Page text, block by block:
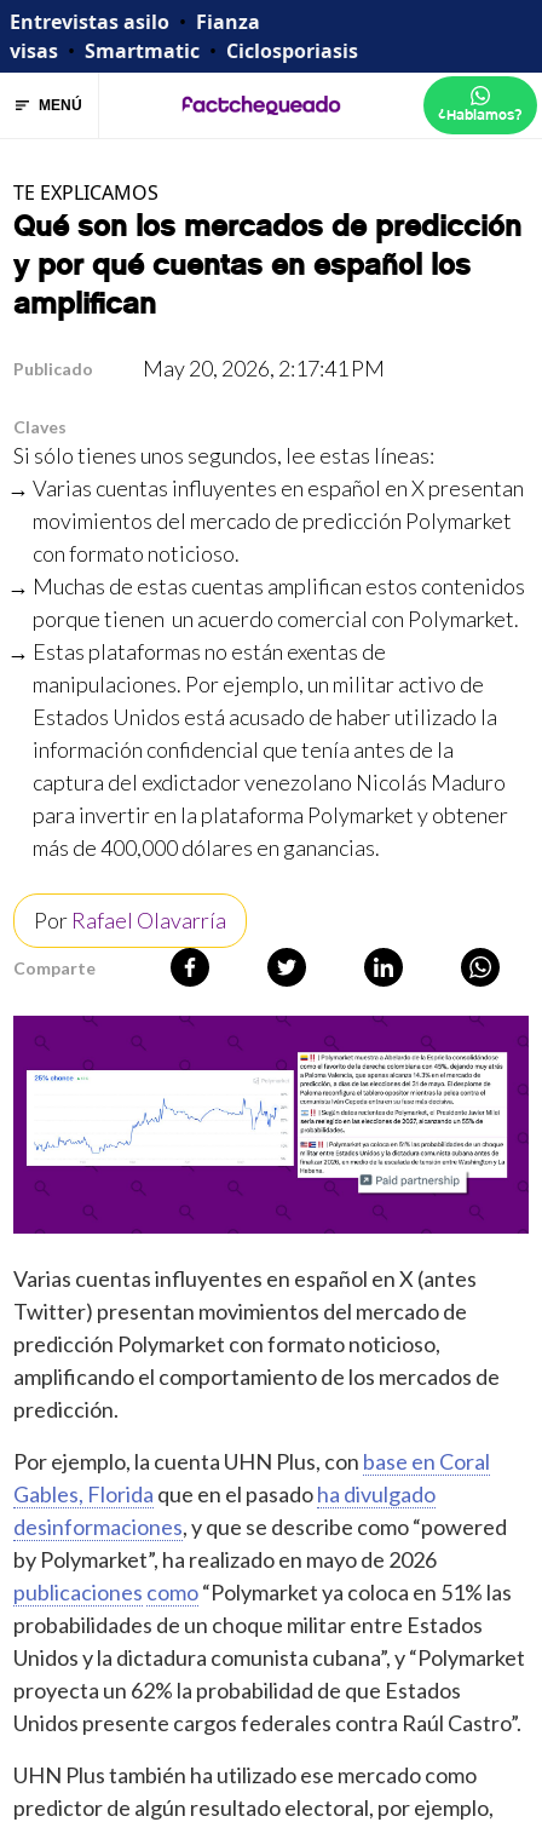
Entrevistas asilo • Fianza
visas • Smartmatic • Ciclosporiasis
MENÚ ¿Hablamos?
TE EXPLICAMOS
Qué son los mercados de predicción
y por qué cuentas en español los
amplifican
Publicado May 20, 2026, 2:17:41 PM
Claves
Si sólo tienes unos segundos, lee estas líneas:
Varias cuentas influyentes en español en X presentan
movimientos del mercado de predicción Polymarket
con formato noticioso.
Muchas de estas cuentas amplifican estos contenidos
porque tienen un acuerdo comercial con Polymarket.
Estas plataformas no están exentas de
manipulaciones. Por ejemplo, un militar activo de
Estados Unidos está acusado de haber utilizado la
información confidencial que tenía antes de la
captura del exdictador venezolano Nicolás Maduro
para invertir en la plataforma Polymarket y obtener
más de 400,000 dólares en ganancias.
Por Rafael Olavarría
Comparte
Varias cuentas influyentes en español en X (antes
Twitter) presentan movimientos del mercado de
predicción Polymarket con formato noticioso,
amplificando el comportamiento de los mercados de
predicción.
Por ejemplo, la cuenta UHN Plus, con base en Coral
Gables, Florida que en el pasadoha divulgado
desinformaciones, y que se describe como “powered
by Polymarket”, ha realizado en mayo de 2026
publicaciones como“Polymarket ya coloca en 51% las
probabilidades de un choque militar entre Estados
Unidos y la dictadura comunista cubana”, y “Polymarket
proyecta un 62% la probabilidad de que Estados
Unidos presente cargos federales contra Raúl Castro”.
UHN Plus también ha utilizado ese mercado como
predictor de algún resultado electoral, por ejemplo,